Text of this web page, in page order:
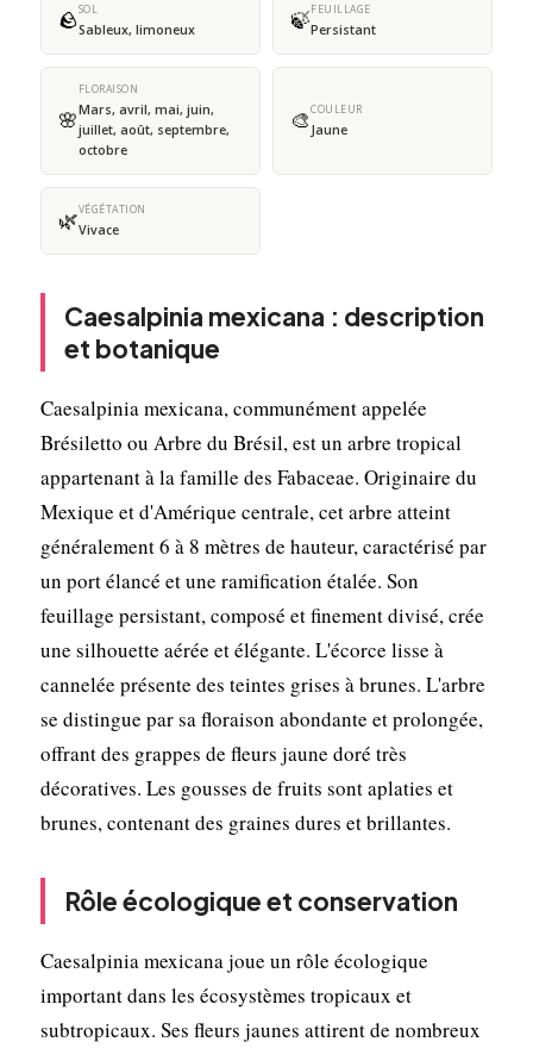
🪨SOL
Sableux, limoneux 🍃FEUILLAGE
Persistant
🌸
FLORAISON
Mars, avril, mai, juin,
juillet, août, septembre,
octobre
🎨COULEUR
Jaune
🌿VÉGÉTATION
Vivace
Caesalpinia mexicana : description
et botanique
Caesalpinia mexicana, communément appelée
Brésiletto ou Arbre du Brésil, est un arbre tropical
appartenant à la famille des Fabaceae. Originaire du
Mexique et d'Amérique centrale, cet arbre atteint
généralement 6 à 8 mètres de hauteur, caractérisé par
un port élancé et une ramification étalée. Son
feuillage persistant, composé et finement divisé, crée
une silhouette aérée et élégante. L'écorce lisse à
cannelée présente des teintes grises à brunes. L'arbre
se distingue par sa floraison abondante et prolongée,
offrant des grappes de fleurs jaune doré très
décoratives. Les gousses de fruits sont aplaties et
brunes, contenant des graines dures et brillantes.
Rôle écologique et conservation
Caesalpinia mexicana joue un rôle écologique
important dans les écosystèmes tropicaux et
subtropicaux. Ses fleurs jaunes attirent de nombreux